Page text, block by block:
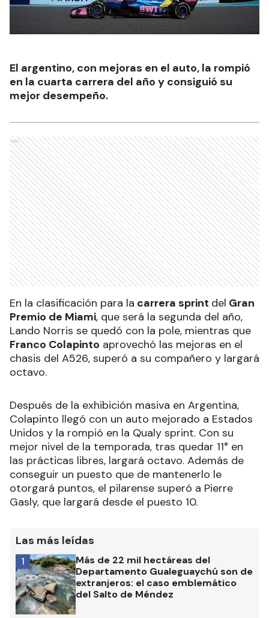
El argentino, con mejoras en el auto, la rompió
en la cuarta carrera del año y consiguió su
mejor desempeño.
Ads
En la clasificación para la carrera sprint del Gran
Premio de Miami, que será la segunda del año,
Lando Norris se quedó con la pole, mientras que
Franco Colapinto aprovechó las mejoras en el
chasis del A526, superó a su compañero y largará
octavo.
Después de la exhibición masiva en Argentina,
Colapinto llegó con un auto mejorado a Estados
Unidos y la rompió en la Qualy sprint. Con su
mejor nivel de la temporada, tras quedar 11° en
las prácticas libres, largará octavo. Además de
conseguir un puesto que de mantenerlo le
otorgará puntos, el pilarense superó a Pierre
Gasly, que largará desde el puesto 10.
Las más leídas
Más de 22 mil hectáreas del
Departamento Gualeguaychú son de
extranjeros: el caso emblemático
del Salto de Méndez
1